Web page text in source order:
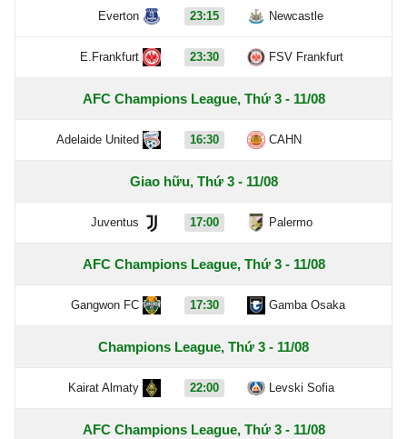
Everton 23:15 Newcastle
E.Frankfurt 23:30 FSV Frankfurt
AFC Champions League, Thứ 3 - 11/08
Adelaide United 16:30 CAHN
Giao hữu, Thứ 3 - 11/08
Juventus 17:00 Palermo
AFC Champions League, Thứ 3 - 11/08
Gangwon FC 17:30 Gamba Osaka
Champions League, Thứ 3 - 11/08
Kairat Almaty 22:00 Levski Sofia
AFC Champions League, Thứ 3 - 11/08